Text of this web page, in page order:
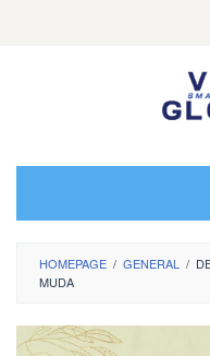
HOMEPAGE / GENERAL /
MUDA